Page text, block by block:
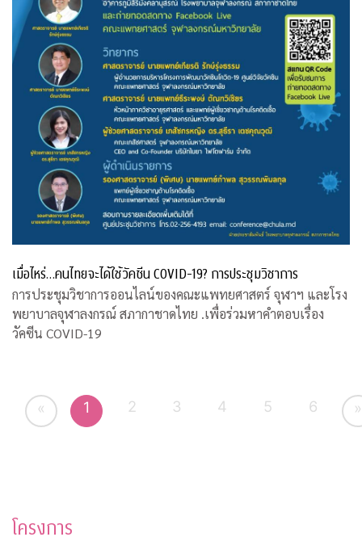
เมื่อไหร่…คนไทยจะได้ใช้วัคซีน COVID-19? การประชุมวิชาการ
การประชุมวิชาการออนไลน์ของคณะแพทยศาสตร์ จุฬาฯ และโรง
พยาบาลจุฬาลงกรณ์ สภากาชาดไทย .เพื่อร่วมหาคำตอบเรื่อง
วัคซีน COVID-19
« 1 2 3 4 5 6 »
โครงการ